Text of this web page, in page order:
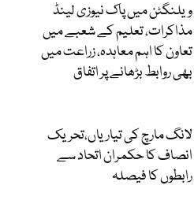
ویلنگٹن میں پاک نیوزی لینڈ
مذاکرات، تعلیم کے شعبے میں
تعاون کا اہم معاہدہ، زراعت میں
بھی روابط بڑھانے پر اتفاق
لانگ مارچ کی تیاریاں،تحریک
انصاف کا حکمران اتحاد سے
رابطوں کا فیصلہ